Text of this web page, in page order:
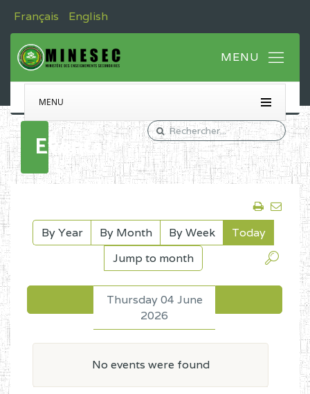
Français English
MENU
Events
By Year By Month By Week
Today
Jump to month
Thursday 04 June
2026
No events were found